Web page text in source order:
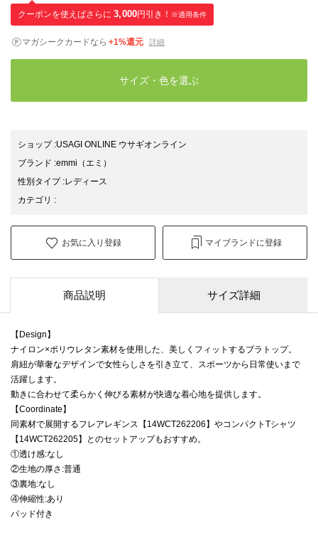
クーポンを使えばさらに 3,000円引き！ ※適用条件
マガシークカードなら +1%還元 詳細
サイズ・色を選ぶ
ショップ:USAGI ONLINE ウサギオンライン
ブランド :emmi （エミ）
性別タイプ:レディース
カテゴリ :
お気に入り登録 マイブランドに登録
商品説明 サイズ詳細
【Design】
ナイロン×ポリウレタン素材を使用した、美しくフィットするブラトップ。
肩紐が華奢なデザインで女性らしさを引き立て、スポーツから日常使いまで
活躍します。
動きに合わせて柔らかく伸びる素材が快適な着心地を提供します。
【Coordinate】
同素材で展開するフレアレギンス【14WCT262206】やコンパクトTシャツ
【14WCT262205】とのセットアップもおすすめ。
①透け感:なし
②生地の厚さ:普通
③裏地:なし
④伸縮性:あり
パッド付き